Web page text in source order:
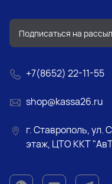
+7(8652) 22-11-55
shop@kassa26.ru
г. Ставрополь, ул.
этаж, ЦТО ККТ